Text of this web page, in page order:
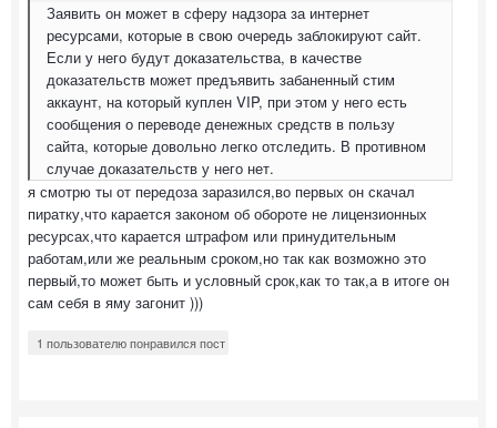
Заявить он может в сферу надзора за интернет
ресурсами, которые в свою очередь заблокируют сайт.
Если у него будут доказательства, в качестве
доказательств может предъявить забаненный стим
аккаунт, на который куплен VIP, при этом у него есть
сообщения о переводе денежных средств в пользу
сайта, которые довольно легко отследить. В противном
случае доказательств у него нет.
я смотрю ты от передоза заразился,во первых он скачал
пиратку,что карается законом об обороте не лицензионных
ресурсах,что карается штрафом или принудительным
работам,или же реальным сроком,но так как возможно это
первый,то может быть и условный срок,как то так,а в итоге он
сам себя в яму загонит )))
1 пользователю понравился пост